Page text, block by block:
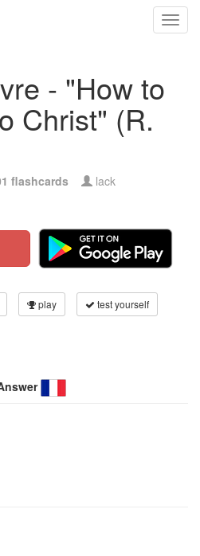
- "How to
Christ" (R.
flashcards lack
play test yourself